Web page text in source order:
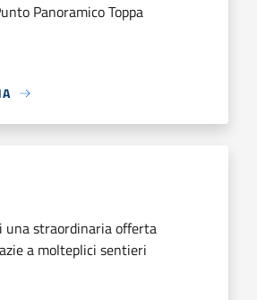
Panoramico Toppa
una straordinaria offerta
a molteplici sentieri